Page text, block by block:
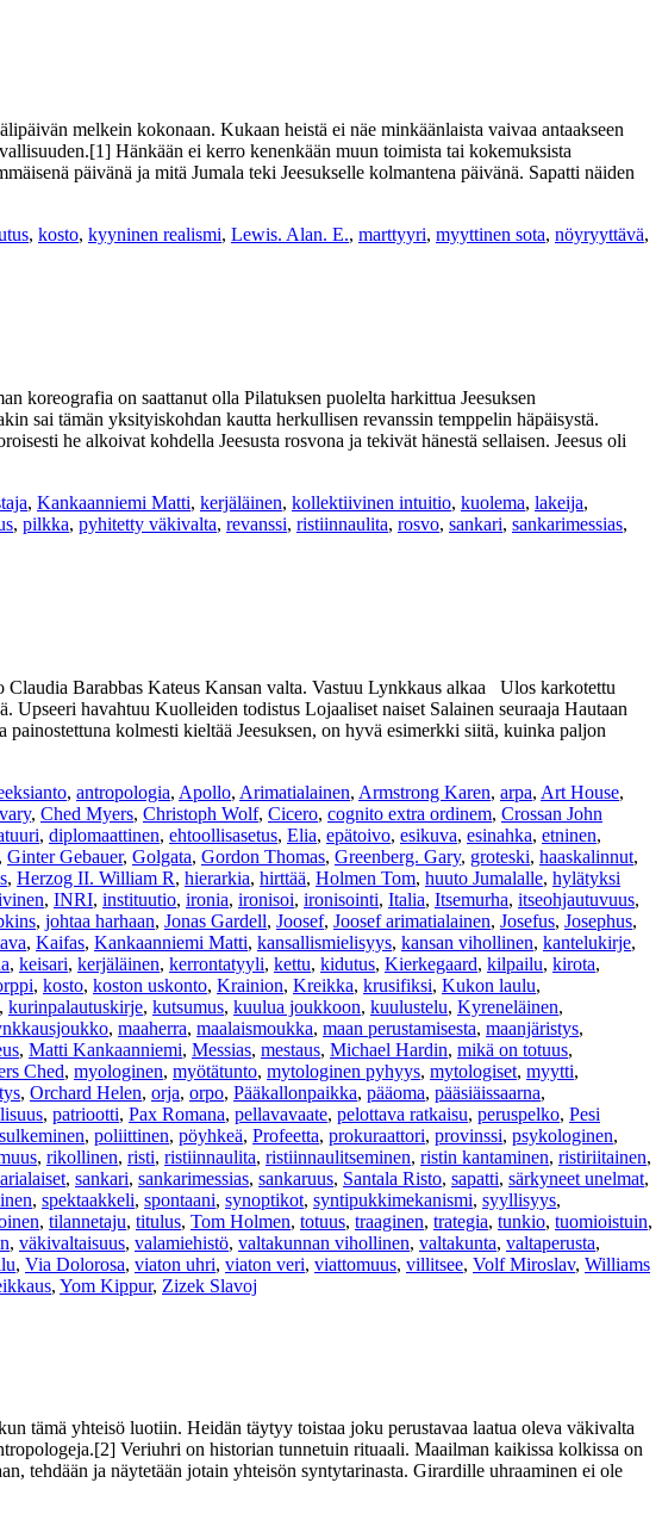
melkein kokonaan. Kukaan heistä ei näe minkäänlaista vaivaa antaakseen
Hänkään ei kerro kenenkään muun toimista tai kokemuksista
päivänä ja mitä Jumala teki Jeesukselle kolmantena päivänä. Sapatti näiden
, kosto, kyyninen realismi, Lewis. Alan. E., marttyyri, myyttinen sota, nöyryyttävä,
koreografia on saattanut olla Pilatuksen puolelta harkittua Jeesuksen
sai tämän yksityiskohdan kautta herkullisen revanssin temppelin häpäisystä.
he alkoivat kohdella Jeesusta rosvona ja tekivät hänestä sellaisen. Jeesus oli
, Kankaanniemi Matti, kerjäläinen, kollektiivinen intuitio, kuolema, lakeija,
, pilkka, pyhitetty väkivalta, revanssi, ristiinnaulita, rosvo, sankari, sankarimessias,
Barabbas Kateus Kansan valta. Vastuu Lynkkaus alkaa Ulos karkotettu
havahtuu Kuolleiden todistus Lojaaliset naiset Salainen seuraaja Hautaan
kolmesti kieltää Jeesuksen, on hyvä esimerkki siitä, kuinka paljon
, antropologia, Apollo, Arimatialainen, Armstrong Karen, arpa, Art House,
, Ched Myers, Christoph Wolf, Cicero, cognito extra ordinem, Crossan John
, diplomaattinen, ehtoollisasetus, Elia, epätoivo, esikuva, esinahka, etninen,
, Ginter Gebauer, Golgata, Gordon Thomas, Greenberg. Gary, groteski, haaskalinnut,
, Herzog II. William R, hierarkia, hirttää, Holmen Tom, huuto Jumalalle, hylätyksi
, INRI, instituutio, ironia, ironisoi, ironisointi, Italia, Itsemurha, itseohjautuvuus,
, johtaa harhaan, Jonas Gardell, Joosef, Joosef arimatialainen, Josefus, Josephus,
, Kaifas, Kankaanniemi Matti, kansallismielisyys, kansan vihollinen, kantelukirje,
, keisari, kerjäläinen, kerrontatyyli, kettu, kidutus, Kierkegaard, kilpailu, kirota,
, kosto, koston uskonto, Krainion, Kreikka, krusifiksi, Kukon laulu,
, kurinpalautuskirje, kutsumus, kuulua joukkoon, kuulustelu, Kyreneläinen,
, maaherra, maalaismoukka, maan perustamisesta, maanjäristys,
, Matti Kankaanniemi, Messias, mestaus, Michael Hardin, mikä on totuus,
Ched, myologinen, myötätunto, mytologinen pyhyys, mytologiset, myytti,
, Orchard Helen, orja, orpo, Pääkallonpaikka, pääoma, pääsiäissaarna,
, patriootti, Pax Romana, pellavavaate, pelottava ratkaisu, peruspelko, Pesi
, poliittinen, pöyhkeä, Profeetta, prokuraattori, provinssi, psykologinen,
, rikollinen, risti, ristiinnaulita, ristiinnaulitseminen, ristin kantaminen, ristiriitainen,
, sankari, sankarimessias, sankaruus, Santala Risto, sapatti, särkyneet unelmat,
, spektaakkeli, spontaani, synoptikot, syntipukkimekanismi, syyllisyys,
, tilannetaju, titulus, Tom Holmen, totuus, traaginen, trategia, tunkio, tuomioistuin,
, väkivaltaisuus, valamiehistö, valtakunnan vihollinen, valtakunta, valtaperusta,
, Via Dolorosa, viaton uhri, viaton veri, viattomuus, villitsee, Volf Miroslav, Williams
, Yom Kippur, Zizek Slavoj
tämä yhteisö luotiin. Heidän täytyy toistaa joku perustavaa laatua oleva väkivalta
Veriuhri on historian tunnetuin rituaali. Maailman kaikissa kolkissa on
tehdään ja näytetään jotain yhteisön syntytarinasta. Girardille uhraaminen ei ole